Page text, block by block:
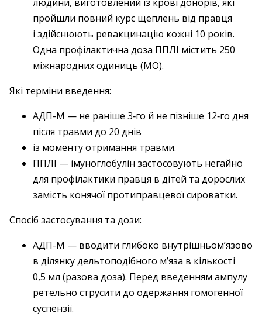
пройшли повний курс щеплень від правця
і здійснюють ревакцинацію кожні 10 років.
Одна профілактична доза ППЛІ містить 250
міжнародних одиниць (МО).
Які терміни введення:
АДП-М — не раніше 3‑го й не пізніше 12‑го дня
після травми до 20 днів
із моменту отримання травми.
ППЛІ — імуноглобулін застосовують негайно
для профілактики правця в дітей та дорослих
замість конячої протиправцевої сироватки.
Спосіб застосування та дози:
АДП-М — вводити глибоко внутрішньом’язово
в ділянку дельтоподібного м’яза в кількості
0,5 мл (разова доза). Перед введенням ампулу
ретельно струсити до одержання гомогенної
суспензії.